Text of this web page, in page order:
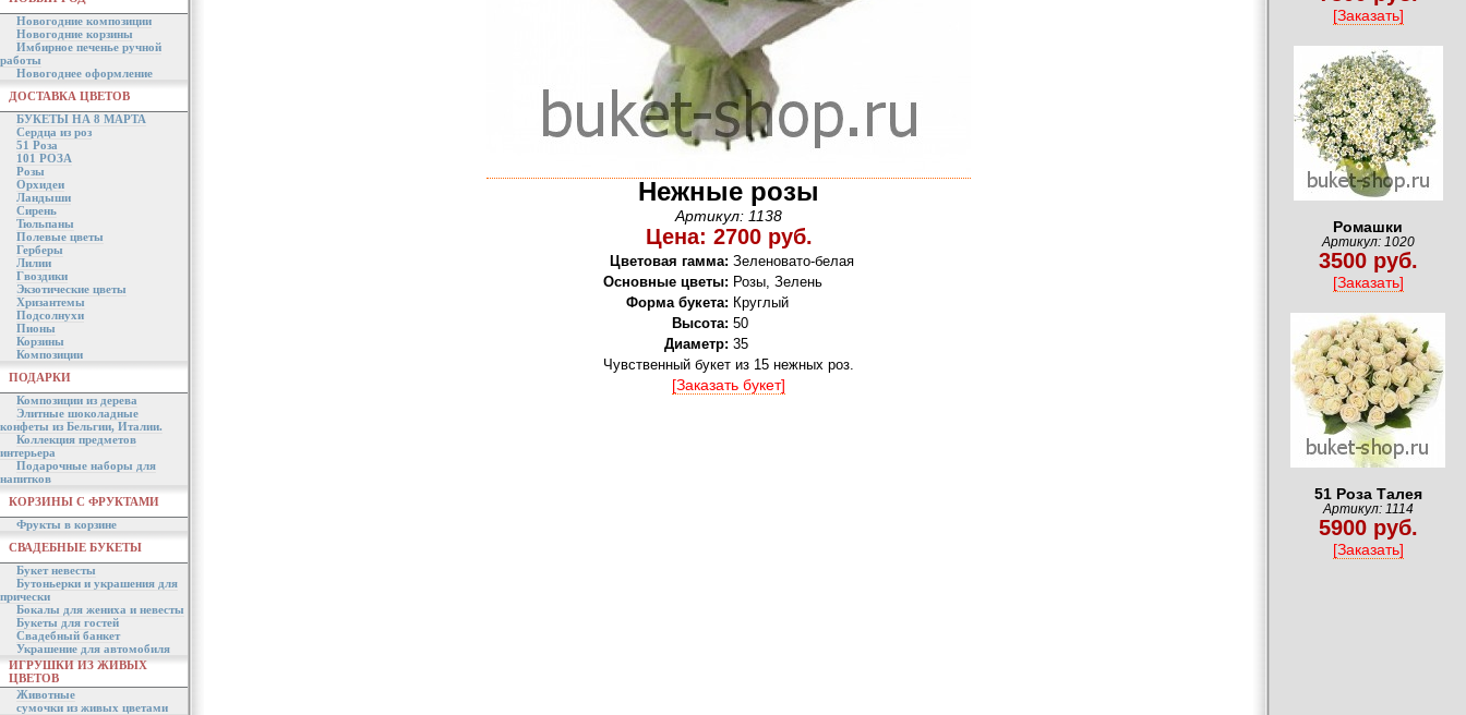
Новогодние композиции
Новогодние корзины
Имбирное печенье ручной
работы
Новогоднее оформление
ДОСТАВКА ЦВЕТОВ
БУКЕТЫ НА 8 МАРТА
Сердца из роз
51 Роза
101 РОЗА
Розы
Орхидеи
Ландыши
Сирень
Тюльпаны
Полевые цветы
Герберы
Лилии
Гвоздики
Экзотические цветы
Хризантемы
Подсолнухи
Пионы
Корзины
Композиции
ПОДАРКИ
Композиции из дерева
Элитные шоколадные
конфеты из Бельгии, Италии.
Коллекция предметов
интерьера
Подарочные наборы для
напитков
КОРЗИНЫ С ФРУКТАМИ
Фрукты в корзине
СВАДЕБНЫЕ БУКЕТЫ
Букет невесты
Бутоньерки и украшения для
прически
Бокалы для жениха и невесты
Букеты для гостей
Свадебный банкет
Украшение для автомобиля
ИГРУШКИ ИЗ ЖИВЫХ
ЦВЕТОВ
Животные
сумочки из живых цветами
Нежные розы
Артикул: 1138
Цена: 2700 руб.
Цветовая гамма: Зеленовато-белая
Основные цветы: Розы, Зелень
Форма букета: Круглый
Высота: 50
Диаметр: 35
Чувственный букет из 15 нежных роз.
[Заказать букет]
[Заказать]
Ромашки
Артикул: 1020
3500 руб.
[Заказать]
51 Роза Талея
Артикул: 1114
5900 руб.
[Заказать]